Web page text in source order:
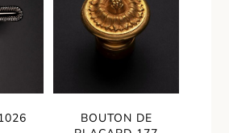
BOUTON DE